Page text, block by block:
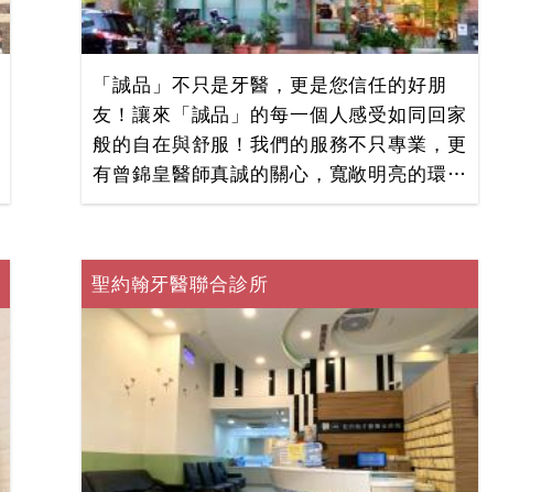
「誠品」不只是牙醫，更是您信任的好朋
友！讓來「誠品」的每一個人感受如同回家
般的自在與舒服！我們的服務不只專業，更
有曾錦皇醫師真誠的關心，寬敞明亮的環
境，與曾錦皇醫師專業又不失親切的服務與
牙不再讓人畏懼!深受家長與小朋友信任的
好朋友，「誠品牙醫診所」，最值得信任的
牙醫診所！ 我們的貼心，您的放心---------
我們的服務項目有：齒顎矯正與兒童牙科。
「誠品牙醫診所」提供給您乾淨寬敞的舒適
看診空間，與曾醫師的專科醫師服務專業
聖約翰牙醫聯合診所